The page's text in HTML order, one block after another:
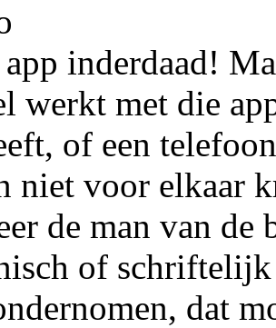
inderdaad!
werkt met die
of een
niet voor elkaar
de man van de
of
dat